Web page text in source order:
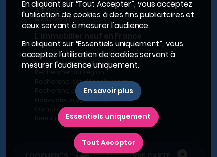
Annecy
Aix-les-Bains
Le BRS dans la Métropole de Lyon
Promoteurs immobiliers
Recherche par département
Recherche par ville
Nouveaux programmes
Où habiter à Marseille ?
Bien s'installer
-
Conditions générales d’utilisation
Charte de confidentialité-Mentions légales
En cliquant sur “Tout Accepter”, vous acceptez
l'utilisation de cookies à des fins publicitaires et
ceux servant à mesurer l'audience.
En cliquant sur “Essentiels uniquement”, vous
acceptez l'utilisation de cookies servant à
mesurer l'audience uniquement.
En savoir plus
Essentiels uniquement
Tout Accepter